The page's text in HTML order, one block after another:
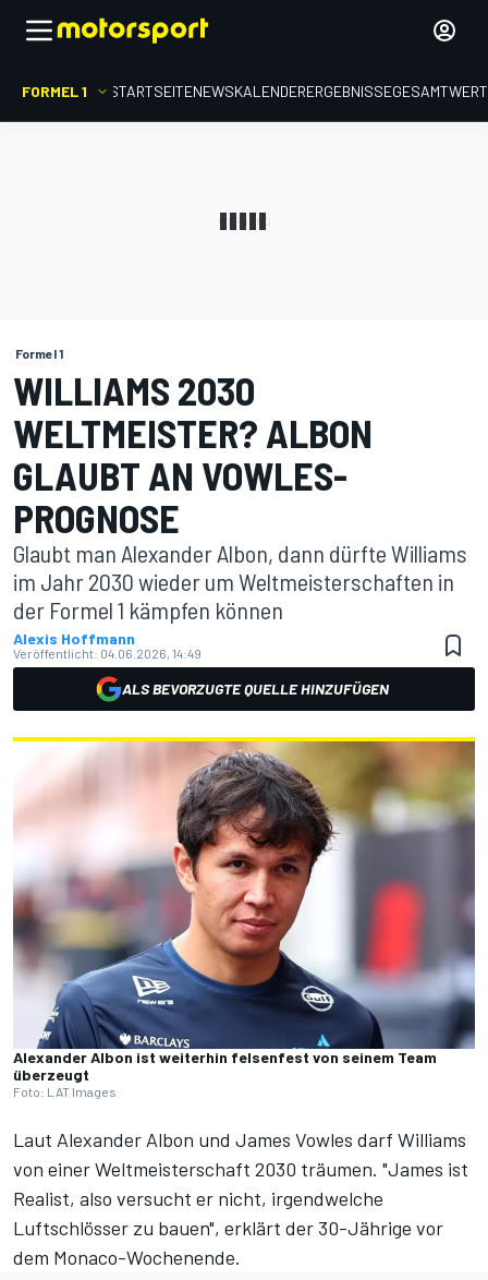
FORMEL 1 STARTSEITENEWSKALENDERERGEBNISSE
Formel 1
WILLIAMS 2030
WELTMEISTER? ALBON
GLAUBT AN VOWLES-
PROGNOSE
Glaubt man Alexander Albon, dann dürfte Williams
im Jahr 2030 wieder um Weltmeisterschaften in
der Formel 1 kämpfen können
Alexis Hoffmann
Veröffentlicht: 04.06.2026, 14:49
ALS BEVORZUGTE QUELLE HINZUFÜGEN
Alexander Albon ist weiterhin felsenfest von seinem Team
überzeugt
Foto: LAT Images
Laut Alexander Albon und James Vowles darf Williams
von einer Weltmeisterschaft 2030 träumen. "James ist
Realist, also versucht er nicht, irgendwelche
Luftschlösser zu bauen", erklärt der 30-Jährige vor
dem Monaco-Wochenende.